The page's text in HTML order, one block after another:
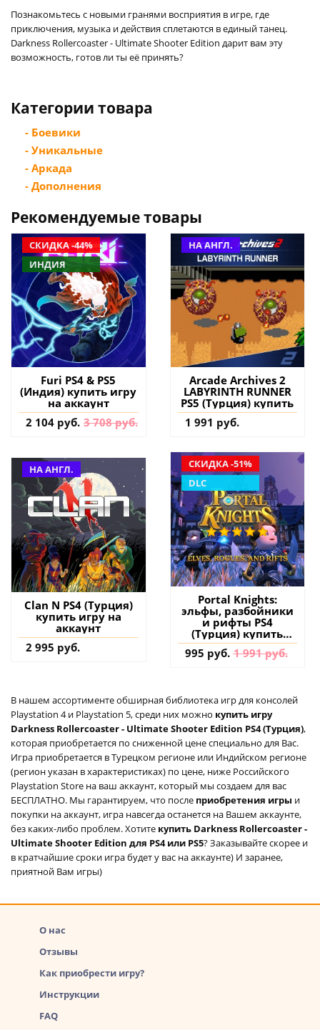
Познакомьтесь с новыми гранями восприятия в игре, где
приключения, музыка и действия сплетаются в единый танец.
Darkness Rollercoaster - Ultimate Shooter Edition дарит вам эту
возможность, готов ли ты её принять?
Категории товара
- Боевики
- Уникальные
- Аркада
- Дополнения
Рекомендуемые товары
СКИДКА -44%
ИНДИЯ
Furi PS4 & PS5
(Индия) купить игру
на аккаунт
2 104 руб. 3 708 руб.
НА АНГЛ.
Arcade Archives 2
LABYRINTH RUNNER
PS5 (Турция) купить
1 991 руб.
НА АНГЛ.
Clan N PS4 (Турция)
купить игру на
аккаунт
2 995 руб.
СКИДКА -51%
DLC
Portal Knights:
эльфы, разбойники
и рифты PS4
(Турция) купить
дополнение на
аккаунт
995 руб. 1 991 руб.
В нашем ассортименте обширная библиотека игр для консолей
Playstation 4 и Playstation 5, среди них можно купить игру
Darkness Rollercoaster - Ultimate Shooter Edition PS4 (Турция),
которая приобретается по сниженной цене специально для Вас.
Игра приобретается в Турецком регионе или Индийском регионе
(регион указан в характеристиках) по цене, ниже Российского
Playstation Store на ваш аккаунт, который мы создаем для вас
БЕСПЛАТНО. Мы гарантируем, что после приобретения игры и
покупки на аккаунт, игра навсегда останется на Вашем аккаунте,
без каких-либо проблем. Хотите купить Darkness Rollercoaster -
Ultimate Shooter Edition для PS4 или PS5? Заказывайте скорее и
в кратчайшие сроки игра будет у вас на аккаунте) И заранее,
приятной Вам игры)
О нас
Отзывы
Как приобрести игру?
Инструкции
FAQ